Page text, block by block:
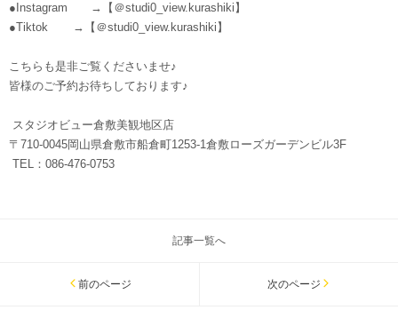
●Instagram →【＠studi0_view.kurashiki】
●Tiktok →【＠studi0_view.kurashiki】
こちらも是非ご覧くださいませ♪
皆様のご予約お待ちしております♪
スタジオビュー倉敷美観地区店
〒710-0045岡山県倉敷市船倉町1253-1倉敷ローズガーデンビル3F
TEL：086-476-0753
記事一覧へ
前のページ 次のページ